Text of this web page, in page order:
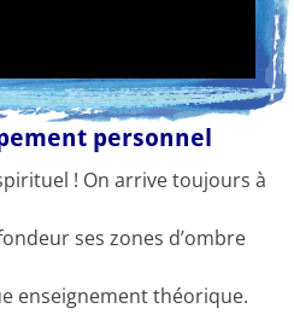
personnel
! On arrive toujours à
ses zones d’ombre
enseignement théorique.